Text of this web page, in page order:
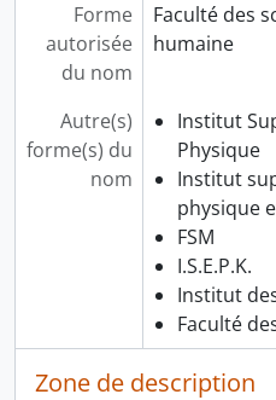
Forme
autorisée
du nom
Faculté des
humaine
Autre(s)
forme(s) du
nom
Institut
Physique
Institut
physique
FSM
I.S.E.P.K.
Institut
Faculté
Zone de description